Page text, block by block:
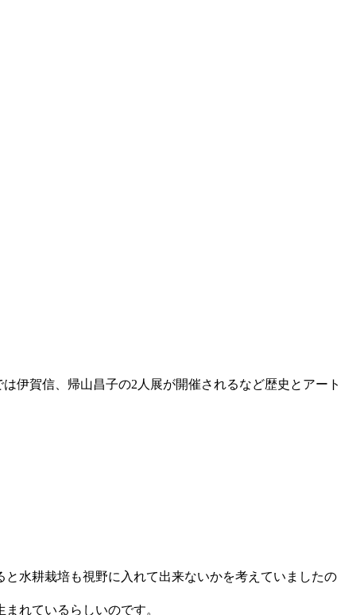
伊賀信、帰山昌子の2人展が開催されるなど歴史とアート
水耕栽培も視野に入れて出来ないかを考えていましたの
れているらしいのです。